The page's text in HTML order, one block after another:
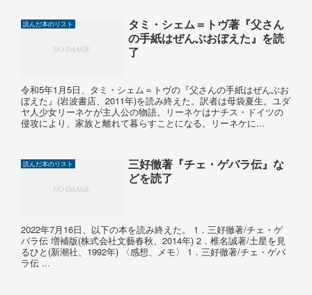
読んだ本のリスト
タミ・シェム＝トヴ著『父さん
の手紙はぜんぶおぼえた』を読
了
令和5年1月5日、タミ・シェム＝トヴの『父さんの手紙はぜんぶお
ぼえた』(岩波書店、2011年)を読み終えた。訳者は母袋夏生。ユダ
ヤ人少女リーネケが主人公の物語。リーネケはナチス・ドイツの
侵攻により、家族と離れて暮らすことになる。リーネケに...
読んだ本のリスト
三好徹著『チェ・ゲバラ伝』な
どを読了
2022年7月16日、以下の本を読み終えた。 1．三好徹著/チェ・ゲ
バラ伝 増補版(株式会社文藝春秋、2014年) 2．椎名誠著/土星を見
るひと(新潮社、1992年) 〈感想、メモ〉 1．三好徹著/チェ・ゲバ
ラ伝 ...